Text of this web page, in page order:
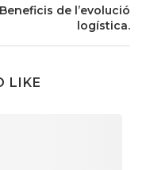
de l’evolució
logística.
LIKE